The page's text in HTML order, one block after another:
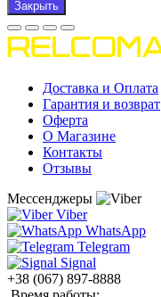
Закрыть
Доставка и Оплата
Гарантия и возврат
Оферта
О Магазине
Контакты
Отзывы
Мессенджеры
Viber
WhatsApp
Telegram
Signal
+38 (067) 897-8888